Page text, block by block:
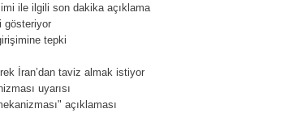
ile ilgili son dakika açıklama
gösteriyor
tepki
İran’dan taviz almak istiyor
uyarısı
açıklaması